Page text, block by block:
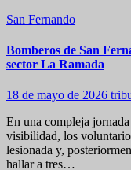
San Fernando
Bomberos de San
sector La Ramada
18 de mayo de 2026
​En una compleja
visibilidad, los
lesionada y,
hallar a tres…